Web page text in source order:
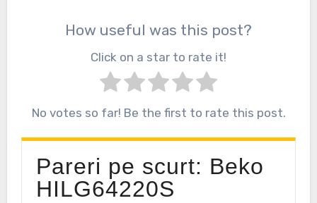
How useful was this post?
Click on a star to rate it!
No votes so far! Be the first to rate this post.
Pareri pe scurt: Beko
HILG64220S